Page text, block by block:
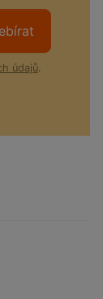
údajů.